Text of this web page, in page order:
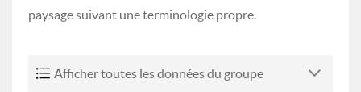
paysage suivant une terminologie propre.
Afficher toutes les données du groupe